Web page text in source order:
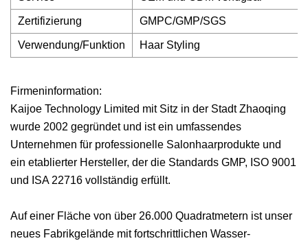
Zertifizierung GMPC/GMP/SGS
Verwendung/Funktion Haar Styling
Firmeninformation:
Kaijoe Technology Limited mit Sitz in der Stadt Zhaoqing
wurde 2002 gegründet und ist ein umfassendes
Unternehmen für professionelle Salonhaarprodukte und
ein etablierter Hersteller, der die Standards GMP, ISO 9001
und ISA 22716 vollständig erfüllt.
Auf einer Fläche von über 26.000 Quadratmetern ist unser
neues Fabrikgelände mit fortschrittlichen Wasser-